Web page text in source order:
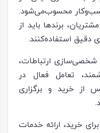
محسوب‌می‌شود.
برندها باید از
دقیق استفاده‌کنند.
شخصی‌سازی ارتباطات،
تعامل فعال در
از خرید و برگزاری
خرید، ارائه خدمات